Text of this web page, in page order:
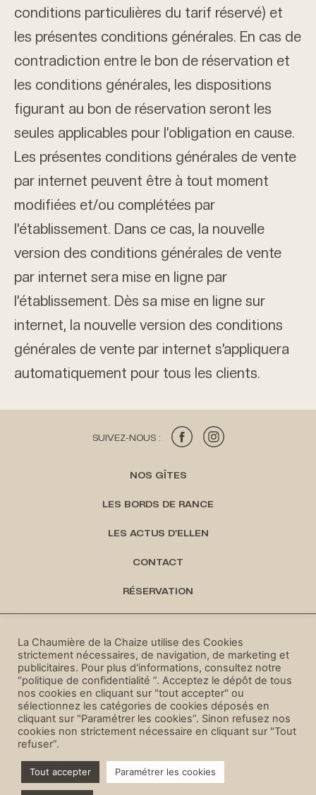
conditions particulières du tarif réservé) et
les présentes conditions générales. En cas de
contradiction entre le bon de réservation et
les conditions générales, les dispositions
figurant au bon de réservation seront les
seules applicables pour l’obligation en cause.
Les présentes conditions générales de vente
par internet peuvent être à tout moment
modifiées et/ou complétées par
l’établissement. Dans ce cas, la nouvelle
version des conditions générales de vente
par internet sera mise en ligne par
l’établissement. Dès sa mise en ligne sur
internet, la nouvelle version des conditions
générales de vente par internet s’appliquera
automatiquement pour tous les clients.
SUIVEZ-NOUS :
NOS GÎTES
LES BORDS DE RANCE
LES ACTUS D'ELLEN
CONTACT
RÉSERVATION
POLITIQUE DE CONFIDENTIALITÉ
CONDITIONS GÉNÉRALES DE VENTES
CRÉATION : INDIGO COMMUNICATION
Réservez votre séjour
La Chaumière de la Chaize utilise des Cookies
strictement nécessaires, de navigation, de marketing et
publicitaires. Pour plus d'informations, consultez notre
“politique de confidentialité ”. Acceptez le dépôt de tous
nos cookies en cliquant sur "tout accepter" ou
sélectionnez les catégories de cookies déposés en
cliquant sur "Paramétrer les cookies”. Sinon refusez nos
cookies non strictement nécessaire en cliquant sur "Tout
refuser”.
Tout accepter Paramétrer les cookies